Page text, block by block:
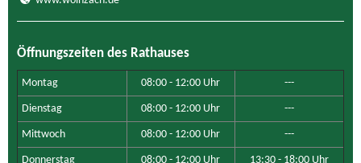
Öffnungszeiten des Rathauses
Montag 08:00 - 12:00 Uhr ---
Dienstag 08:00 - 12:00 Uhr ---
Mittwoch 08:00 - 12:00 Uhr ---
Donnerstag 08:00 - 12:00 Uhr 13:30 - 18:00 Uhr